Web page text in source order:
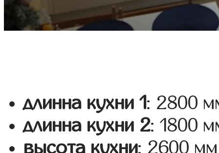
длинна кухни 1: 2800
длинна кухни 2: 1800
высота кухни: 2600 мм